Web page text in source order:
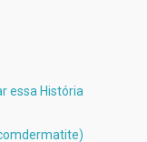
essa História